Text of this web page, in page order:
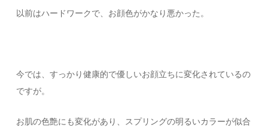
以前はハードワークで、お顔色がかなり悪かった。
今では、すっかり健康的で優しいお顔立ちに変化されているの
ですが。
お肌の色艶にも変化があり、スプリングの明るいカラーが似合